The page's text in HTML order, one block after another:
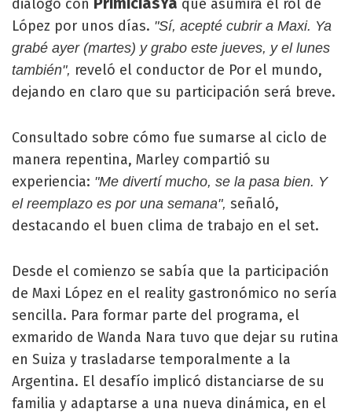
diálogo con
que asumirá el rol de
López por unos días. "Sí, acepté cubrir a Maxi. Ya
grabé ayer (martes) y grabo este jueves, y el lunes
también", reveló el conductor de Por el mundo,
dejando en claro que su participación será breve.
Consultado sobre cómo fue sumarse al ciclo de
manera repentina, Marley compartió su
experiencia: "Me divertí mucho, se la pasa bien. Y
el reemplazo es por una semana", señaló,
destacando el buen clima de trabajo en el set.
Desde el comienzo se sabía que la participación
de Maxi López en el reality gastronómico no sería
sencilla. Para formar parte del programa, el
exmarido de Wanda Nara tuvo que dejar su rutina
en Suiza y trasladarse temporalmente a la
Argentina. El desafío implicó distanciarse de su
familia y adaptarse a una nueva dinámica, en el